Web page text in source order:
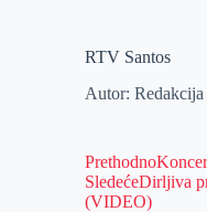
RTV Santos
Autor:
Prethodno
SledećeDirljiva
(VIDEO)